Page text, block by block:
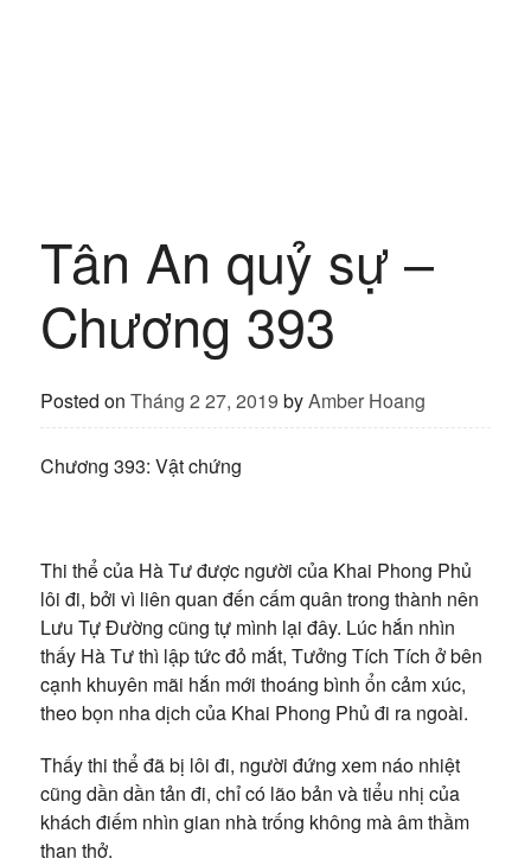
Tân An quỷ sự –
Chương 393
Posted on Tháng 2 27, 2019 byAmber Hoang
Chương 393: Vật chứng
Thi thể của Hà Tư được người của Khai Phong Phủ
lôi đi, bởi vì liên quan đến cấm quân trong thành nên
Lưu Tự Đường cũng tự mình lại đây. Lúc hắn nhìn
thấy Hà Tư thì lập tức đỏ mắt, Tưởng Tích Tích ở bên
cạnh khuyên mãi hắn mới thoáng bình ổn cảm xúc,
theo bọn nha dịch của Khai Phong Phủ đi ra ngoài.
Thấy thi thể đã bị lôi đi, người đứng xem náo nhiệt
cũng dần dần tản đi, chỉ có lão bản và tiểu nhị của
khách điếm nhìn gian nhà trống không mà âm thầm
than thở.